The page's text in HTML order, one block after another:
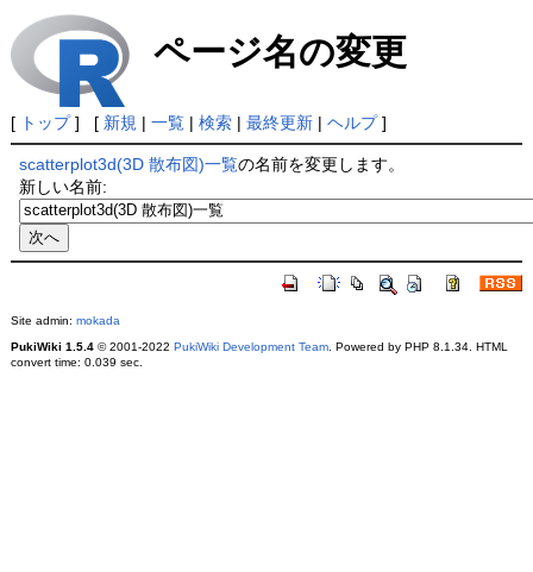
ページ名の変更
[ トップ] [ 新規 | 一覧| 検索| 最終更新| ヘルプ]
scatterplot3d(3D 散布図)一覧の名前を変更します。
新しい名前:
Site admin: mokada
PukiWiki 1.5.4© 2001-2022 PukiWiki Development Team. Powered by PHP 8.1.34. HTML
convert time: 0.039 sec.